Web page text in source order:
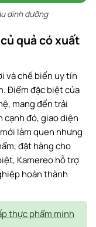
dinh dưỡng
quả có xuất
và chế biến uy tín
Điểm đặc biệt của
mang đến trải
cạnh đó, giao diện
làm quen nhưng
đặt hàng cho
Kamereo hỗ trợ
hoàn thành
thực phẩm minh